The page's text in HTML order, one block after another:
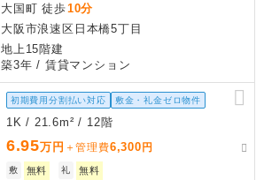
大国町 徒歩10分
大阪市浪速区日本橋5丁目
地上15階建
築3年 / 賃貸マンション
初期費用分割払い対応 敷金・礼金ゼロ物件
1K / 21.6m² / 12階
6.95万円 ＋管理費6,300 円
敷 無料 礼 無料